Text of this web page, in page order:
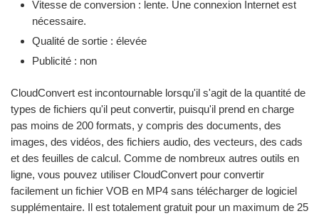
Vitesse de conversion : lente. Une connexion Internet est
nécessaire.
Qualité de sortie : élevée
Publicité : non
CloudConvert est incontournable lorsqu'il s'agit de la quantité de
types de fichiers qu'il peut convertir, puisqu'il prend en charge
pas moins de 200 formats, y compris des documents, des
images, des vidéos, des fichiers audio, des vecteurs, des cads
et des feuilles de calcul. Comme de nombreux autres outils en
ligne, vous pouvez utiliser CloudConvert pour convertir
facilement un fichier VOB en MP4 sans télécharger de logiciel
supplémentaire. Il est totalement gratuit pour un maximum de 25